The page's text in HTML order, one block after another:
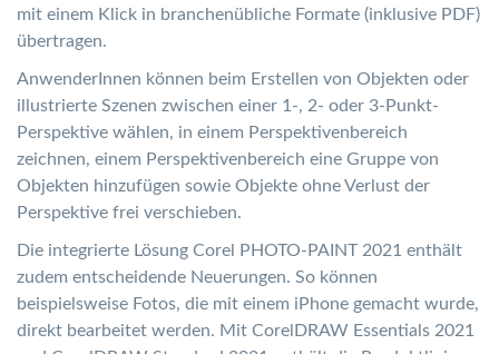
mit einem Klick in branchenübliche Formate (inklusive PDF)
übertragen.
AnwenderInnen können beim Erstellen von Objekten oder
illustrierte Szenen zwischen einer 1-, 2- oder 3-Punkt-
Perspektive wählen, in einem Perspektivenbereich
zeichnen, einem Perspektivenbereich eine Gruppe von
Objekten hinzufügen sowie Objekte ohne Verlust der
Perspektive frei verschieben.
Die integrierte Lösung Corel PHOTO-PAINT 2021 enthält
zudem entscheidende Neuerungen. So können
beispielsweise Fotos, die mit einem iPhone gemacht wurde,
direkt bearbeitet werden. Mit CorelDRAW Essentials 2021